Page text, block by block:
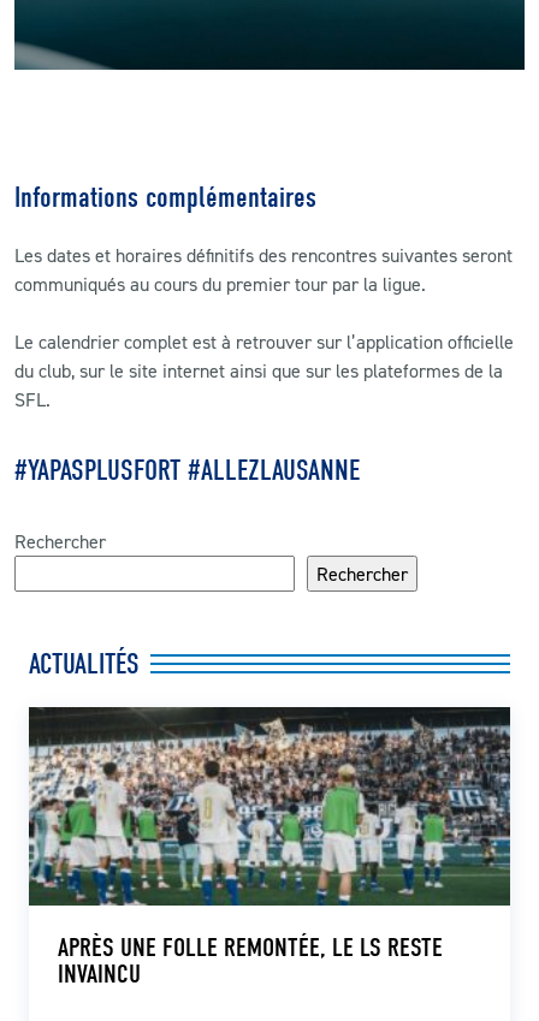
Informations complémentaires
Les dates et horaires définitifs des rencontres suivantes seront
communiqués au cours du premier tour par la ligue.
Le calendrier complet est à retrouver sur l’application officielle
du club, sur le site internet ainsi que sur les plateformes de la
SFL.
#YAPASPLUSFORT #ALLEZLAUSANNE
Rechercher
Rechercher
ACTUALITÉS
APRÈS UNE FOLLE REMONTÉE, LE LS RESTE
INVAINCU